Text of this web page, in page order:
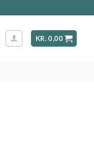
KR.0,00